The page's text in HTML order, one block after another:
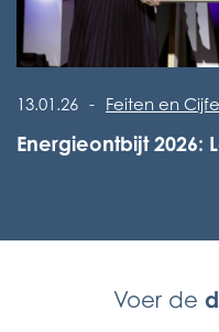
Lees het volledige
Energieontbijt 2026:
13.01.26 - Feiten en
Voer de